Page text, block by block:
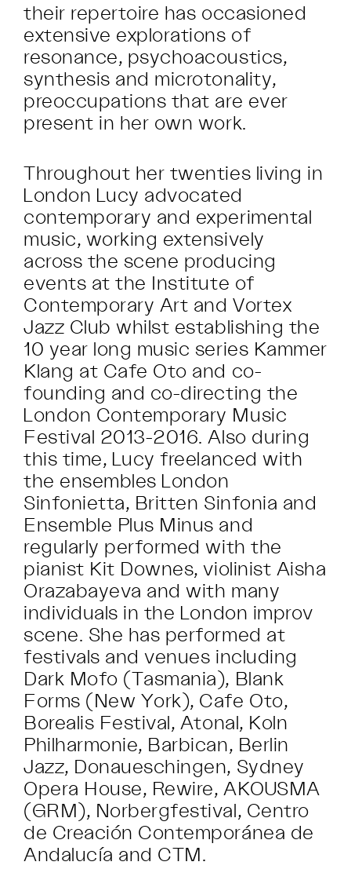
their repertoire has occasioned
extensive explorations of
resonance, psychoacoustics,
synthesis and microtonality,
preoccupations that are ever
present in her own work.
Throughout her twenties living in
London Lucy advocated
contemporary and experimental
music, working extensively
across the scene producing
events at the Institute of
Contemporary Art and Vortex
Jazz Club whilst establishing the
10 year long music series Kammer
Klang at Cafe Oto and co-
founding and co-directing the
London Contemporary Music
Festival 2013-2016. Also during
this time, Lucy freelanced with
the ensembles London
Sinfonietta, Britten Sinfonia and
Ensemble Plus Minus and
regularly performed with the
pianist Kit Downes, violinist Aisha
Orazabayeva and with many
individuals in the London improv
scene. She has performed at
festivals and venues including
Dark Mofo (Tasmania), Blank
Forms (New York), Cafe Oto,
Borealis Festival, Atonal, Koln
Philharmonie, Barbican, Berlin
Jazz, Donaueschingen, Sydney
Opera House, Rewire, AKOUSMA
(GRM), Norbergfestival, Centro
de Creación Contemporánea de
Andalucía and CTM.